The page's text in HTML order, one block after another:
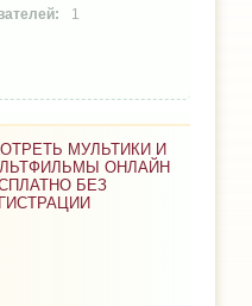
1
МУЛЬТИКИ И
ОНЛАЙН
БЕЗ